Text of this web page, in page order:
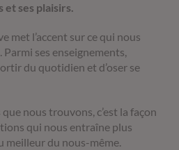
et ses plaisirs.
met l’accent sur ce qui nous
ses enseignements,
du quotidien et d’oser se
nous trouvons, c’est la façon
qui nous entraîne plus
meilleur du nous-même.